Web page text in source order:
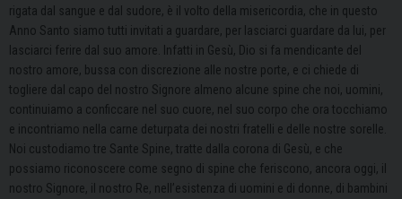
rigata dal sangue e dal sudore, è il volto della misericordia, che in questo
Anno Santo siamo tutti invitati a guardare, per lasciarci guardare da lui, per
lasciarci ferire dal suo amore. Infatti in Gesù, Dio si fa mendicante del
nostro amore, bussa con discrezione alle nostre porte, e ci chiede di
togliere dal capo del nostro Signore almeno alcune spine che noi, uomini,
continuiamo a conficcare nel suo cuore, nel suo corpo che ora tocchiamo
e incontriamo nella carne deturpata dei nostri fratelli e delle nostre sorelle.
Noi custodiamo tre Sante Spine, tratte dalla corona di Gesù, e che
possiamo riconoscere come segno di spine che feriscono, ancora oggi, il
nostro Signore, il nostro Re, nell’esistenza di uomini e di donne, di bambini